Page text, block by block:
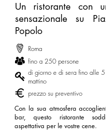
Un ristorante con
sensazionale su
Popolo
Roma
fino a 250 persone
di giorno e di sera fino alle
mattino
prezzo su preventivo
Con la sua atmosfera
bar, questo ristorante
aspettativa per le vostre cene.